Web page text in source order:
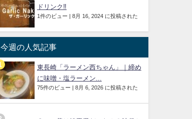
ドリンク‼️
1件のビュー | 8月 16, 2024 に投稿された
今週の人気記事
東長崎「ラーメン西ちゃん」｜締め
に味噌・塩ラーメン...
75件のビュー | 8月 6, 2026 に投稿された